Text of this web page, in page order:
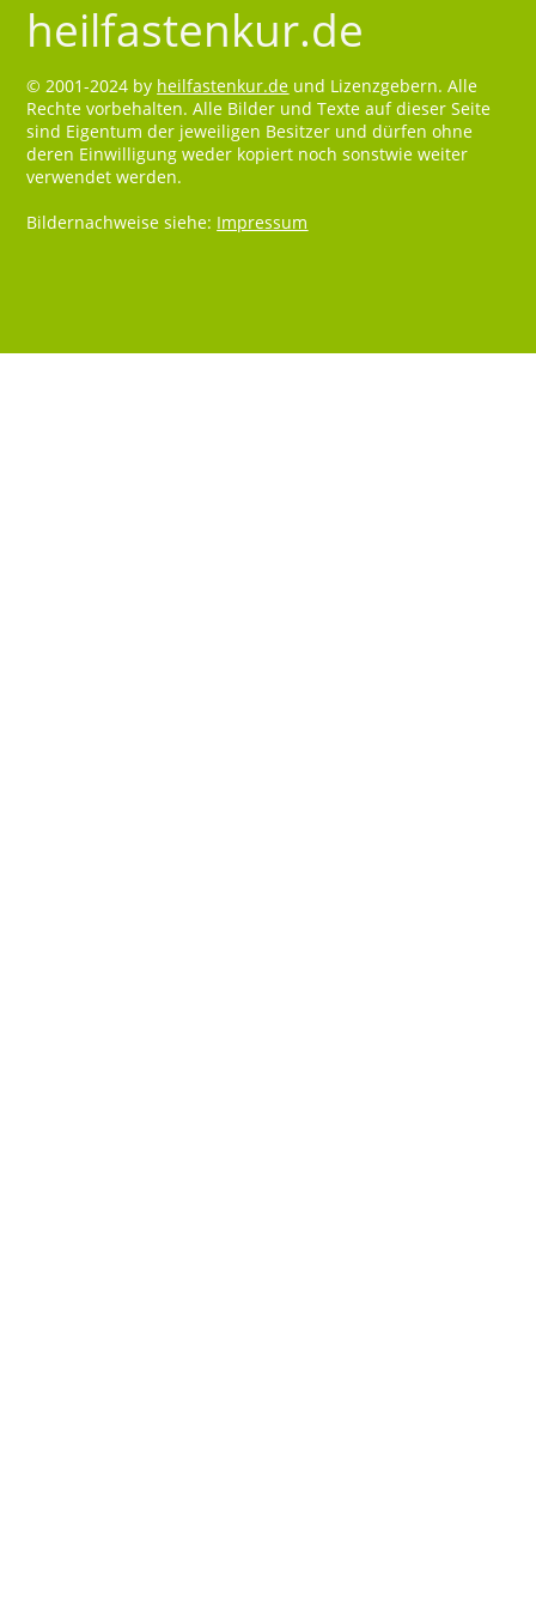
heilfastenkur.de
© 2001-2024 by heilfastenkur.de und Lizenzgebern. Alle
Rechte vorbehalten. Alle Bilder und Texte auf dieser Seite
sind Eigentum der jeweiligen Besitzer und dürfen ohne
deren Einwilligung weder kopiert noch sonstwie weiter
verwendet werden.
Bildernachweise siehe: Impressum